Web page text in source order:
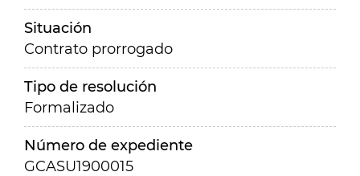
Situación
Contrato prorrogado
Tipo de resolución
Formalizado
Número de expediente
GCASU1900015